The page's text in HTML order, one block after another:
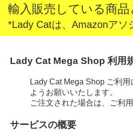
輸入販売している商品
*Lady Catは、Amazonアソ
Lady Cat Mega Shop 利用
Lady Cat Mega Shop ご利
ようお願いいたします。
ご注文された場合は、ご利
サービスの概要